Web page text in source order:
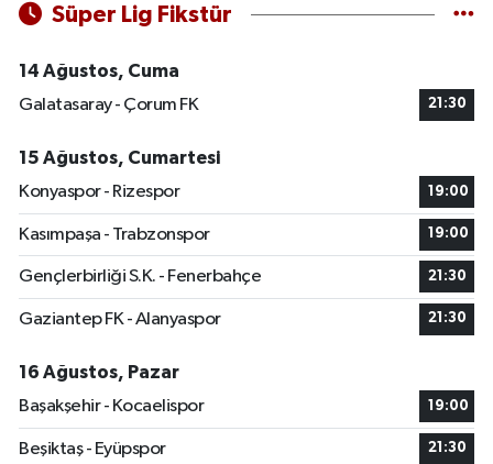
Süper Lig Fikstür
14 Ağustos, Cuma
Galatasaray - Çorum FK
21:30
15 Ağustos, Cumartesi
Konyaspor - Rizespor
19:00
Kasımpaşa - Trabzonspor 19:00
Gençlerbirliği S.K. - Fenerbahçe 21:30
Gaziantep FK - Alanyaspor 21:30
16 Ağustos, Pazar
Başakşehir - Kocaelispor
19:00
Beşiktaş - Eyüpspor 21:30